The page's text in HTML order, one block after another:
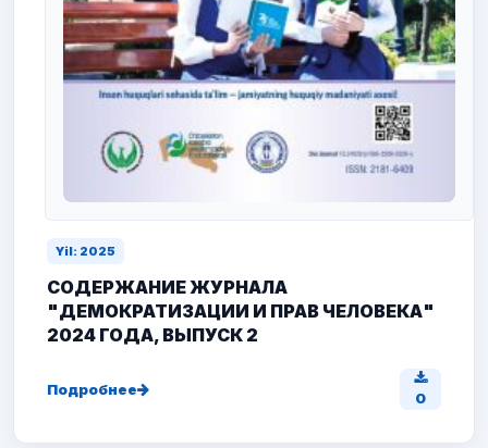
Yil: 2025
СОДЕРЖАНИЕ ЖУРНАЛА
"ДЕМОКРАТИЗАЦИИ И ПРАВ ЧЕЛОВЕКА"
2024 ГОДА, ВЫПУСК 2
Подробнее 0